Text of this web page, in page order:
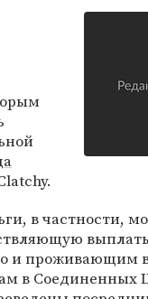
в частности,
и проживающим
в